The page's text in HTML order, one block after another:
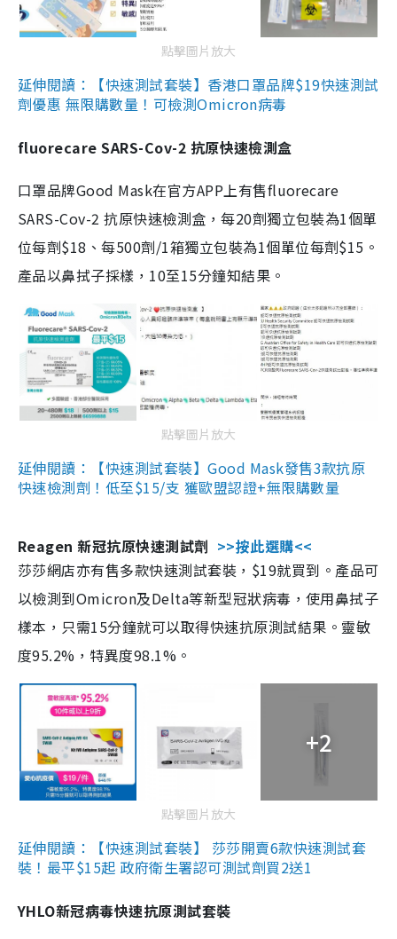
點擊圖片放大
延伸閱讀：【快速測試套裝】香港口罩品牌$19快速測試
劑優惠 無限購數量！可檢測Omicron病毒
fluorecare SARS-Cov-2 抗原快速檢測盒
口罩品牌Good Mask在官方APP上有售fluorecare
SARS-Cov-2 抗原快速檢測盒，每20劑獨立包裝為1個單
位每劑$18、每500劑/1箱獨立包裝為1個單位每劑$15。
產品以鼻拭子採樣，10至15分鐘知結果。
點擊圖片放大
延伸閱讀：【快速測試套裝】Good Mask發售3款抗原
快速檢測劑！低至$15/支 獲歐盟認證+無限購數量
Reagen 新冠抗原快速測試劑 >>按此選購<<
莎莎網店亦有售多款快速測試套裝，$19就買到。產品可
以檢測到Omicron及Delta等新型冠狀病毒，使用鼻拭子
樣本，只需15分鐘就可以取得快速抗原測試結果。靈敏
度95.2%，特異度98.1%。
+2
點擊圖片放大
延伸閱讀：【快速測試套裝】 莎莎開賣6款快速測試套
裝！最平$15起 政府衛生署認可測試劑買2送1
YHLO新冠病毒快速抗原測試套裝